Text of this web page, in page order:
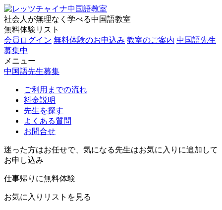
社会人が無理なく学べる中国語教室
無料体験リスト
会員ログイン 無料体験のお申込み 教室のご案内 中国語先生
募集中
メニュー
中国語先生募集
ご利用までの流れ
料金説明
先生を探す
よくある質問
お問合せ
迷った方はお任せで、気になる先生はお気に入りに追加して
お申し込み
仕事帰りに無料体験
お気に入りリストを見る